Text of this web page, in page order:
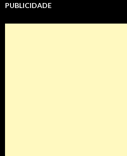
PUBLICIDADE